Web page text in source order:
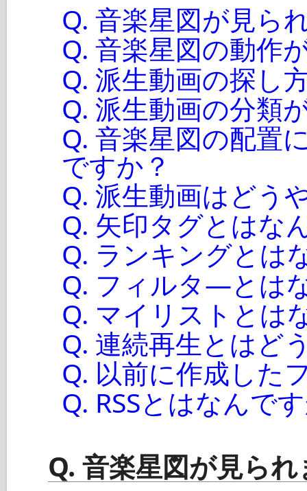
Q. 音楽星図が見ら
Q. 音楽星図の動作
Q. 派生動画の探し
Q. 派生動画の分類
Q. 音楽星図の配置
ですか？
Q. 派生動画はどう
Q. 矢印タグとはな
Q. ランキングとは
Q. フィルタ―とは
Q. マイリストとは
Q. 連続再生とはど
Q. 以前に作成した
Q. RSSとはなんで
Q. 音楽星図が見ら